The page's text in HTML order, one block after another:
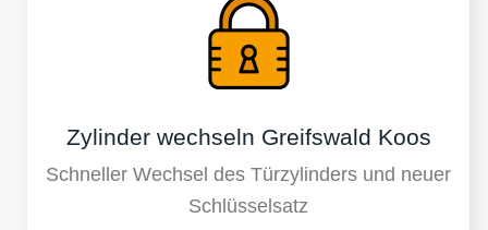
Zylinder wechseln Greifswald Koos
Schneller Wechsel des Türzylinders und neuer
Schlüsselsatz